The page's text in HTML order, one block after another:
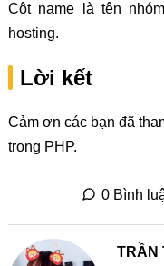
Cột name là tên
hosting.
Lời kết
Cảm ơn các bạn đã
trong PHP.
0 Bình
TRẦN